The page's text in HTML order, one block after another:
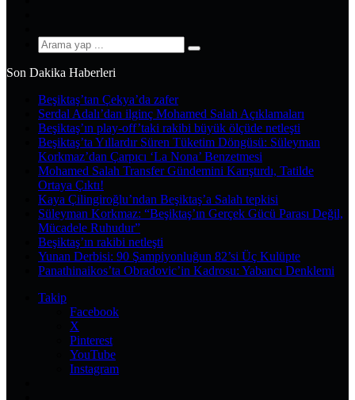
Arama
Son Dakika Haberleri
Beşiktaş’tan Çekya’da zafer
Serdal Adalı’dan ilginç Mohamed Salah Açıklamaları
Beşiktaş’ın play-off’taki rakibi büyük ölçüde netleşti
Beşiktaş’ta Yıllardır Süren Tüketim Döngüsü: Süleyman
Korkmaz’dan Çarpıcı ‘La Nona’ Benzetmesi
Mohamed Salah Transfer Gündemini Karıştırdı, Tatilde
Ortaya Çıktı!
Kaya Çilingiroğlu’ndan Beşiktaş’a Salah tepkisi
Süleyman Korkmaz: “Beşiktaş’ın Gerçek Gücü Parası Değil,
Mücadele Ruhudur”
Beşiktaş’ın rakibi netleşti
Yunan Derbisi: 90 Şampiyonluğun 82’si Üç Kulüpte
Panathinaikos’ta Obradovic’in Kadrosu: Yabancı Denklemi
Takip
Facebook
X
Pinterest
YouTube
Instagram